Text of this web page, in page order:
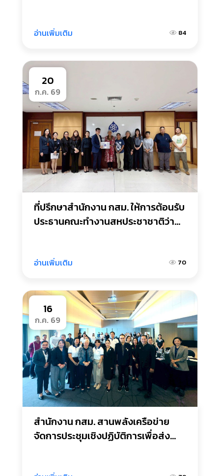
อ่านเพิ่มเติม 84
20
ก.ค. 69
ที่ปรึกษาสำนักงาน กสม. ให้การต้อนรับ
ประธานคณะทำงานสหประชาชาติว่า
อ่านเพิ่มเติม 70
16
ก.ค. 69
สำนักงาน กสม. สานพลังเครือข่าย
จัดการประชุมเชิงปฏิบัติการเพื่อส่ง